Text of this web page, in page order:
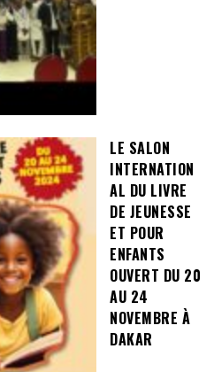
LE SALON
INTERNATION
AL DU LIVRE
DE JEUNESSE
ET POUR
ENFANTS
OUVERT DU 20
AU 24
NOVEMBRE À
DAKAR